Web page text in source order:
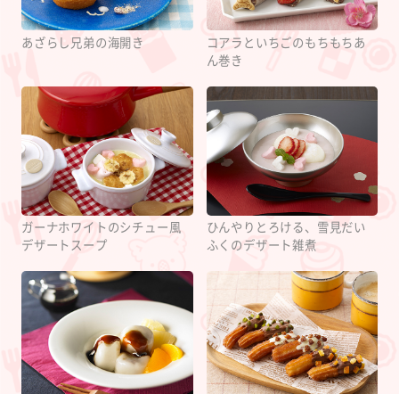
あざらし兄弟の海開き
コアラといちごのもちもちあ
ん巻き
ガーナホワイトのシチュー風
デザートスープ
ひんやりとろける、雪見だい
ふくのデザート雑煮